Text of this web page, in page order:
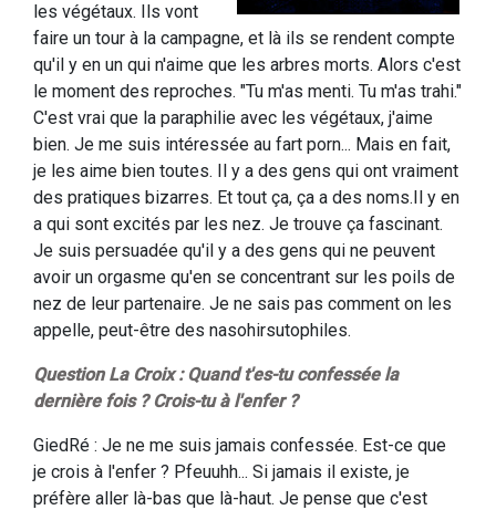
les végétaux. Ils vont
faire un tour à la campagne, et là ils se rendent compte
qu'il y en un qui n'aime que les arbres morts. Alors c'est
le moment des reproches. "Tu m'as menti. Tu m'as trahi."
C'est vrai que la paraphilie avec les végétaux, j'aime
bien. Je me suis intéressée au fart porn... Mais en fait,
je les aime bien toutes. Il y a des gens qui ont vraiment
des pratiques bizarres. Et tout ça, ça a des noms.Il y en
a qui sont excités par les nez. Je trouve ça fascinant.
Je suis persuadée qu'il y a des gens qui ne peuvent
avoir un orgasme qu'en se concentrant sur les poils de
nez de leur partenaire. Je ne sais pas comment on les
appelle, peut-être des nasohirsutophiles.
Question La Croix : Quand t'es-tu confessée la
dernière fois ? Crois-tu à l'enfer ?
GiedRé : Je ne me suis jamais confessée. Est-ce que
je crois à l'enfer ? Pfeuuhh... Si jamais il existe, je
préfère aller là-bas que là-haut. Je pense que c'est